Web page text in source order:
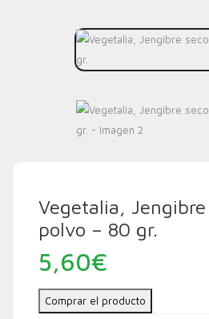
Vegetalia, Jengibre
polvo – 80 gr.
5,60€
Comprar el producto